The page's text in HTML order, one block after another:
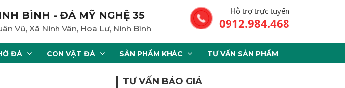
BÌNH - ĐÁ MỸ NGHỆ 35
Vũ, Xã Ninh Vân, Hoa Lư, Ninh Bình
Hỗ trợ trực tuyến
0912.984.468
ĐÁ CON VẬT ĐÁ SẢN PHẨM KHÁC TƯ VẤN SẢN PHẨM
TƯ VẤN BÁO GIÁ